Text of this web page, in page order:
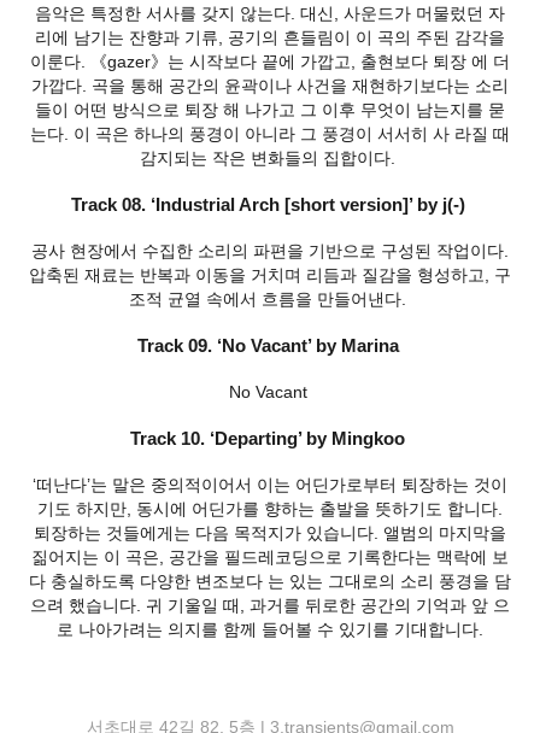
음악은 특정한 서사를 갖지 않는다. 대신, 사운드가 머물렀던 자
리에 남기는 잔향과 기류, 공기의 흔들림이 이 곡의 주된 감각을
이룬다. 《gazer》는 시작보다 끝에 가깝고, 출현보다 퇴장 에 더
가깝다. 곡을 통해 공간의 윤곽이나 사건을 재현하기보다는 소리
들이 어떤 방식으로 퇴장 해 나가고 그 이후 무엇이 남는지를 묻
는다. 이 곡은 하나의 풍경이 아니라 그 풍경이 서서히 사 라질 때
감지되는 작은 변화들의 집합이다.
Track 08. ‘Industrial Arch [short version]’ by j(-)
공사 현장에서 수집한 소리의 파편을 기반으로 구성된 작업이다.
압축된 재료는 반복과 이동을 거치며 리듬과 질감을 형성하고, 구
조적 균열 속에서 흐름을 만들어낸다.
Track 09. ‘No Vacant’ by Marina
No Vacant
Track 10. ‘Departing’ by Mingkoo
‘떠난다’는 말은 중의적이어서 이는 어딘가로부터 퇴장하는 것이
기도 하지만, 동시에 어딘가를 향하는 출발을 뜻하기도 합니다.
퇴장하는 것들에게는 다음 목적지가 있습니다. 앨범의 마지막을
짊어지는 이 곡은, 공간을 필드레코딩으로 기록한다는 맥락에 보
다 충실하도록 다양한 변조보다 는 있는 그대로의 소리 풍경을 담
으려 했습니다. 귀 기울일 때, 과거를 뒤로한 공간의 기억과 앞 으
로 나아가려는 의지를 함께 들어볼 수 있기를 기대합니다.
서초대로 42길 82, 5층 | 3.transients@gmail.com